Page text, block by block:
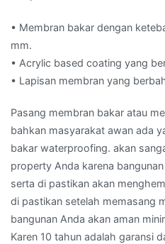
• Membran bakar dengan
mm.
• Acrylic based coating yang
• Lapisan membran yang
Pasang membran bakar atau
bahkan masyarakat awan ada
bakar waterproofing. akan
property Anda karena
serta di pastikan akan
di pastikan setelah memasang
bangunan Anda akan aman
Karen 10 tahun adalah garansi